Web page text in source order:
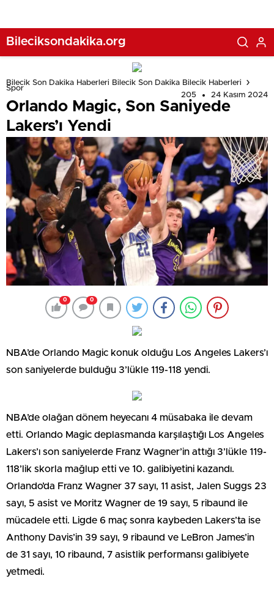
Bileciksondakika.org
Bilecik Son Dakika Haberleri Bilecik Son Dakika Bilecik Haberleri
Spor
205
24 Kasım 2024
Orlando Magic, Son Saniyede
Lakers’ı Yendi
0 0
NBA’de Orlando Magic konuk olduğu Los Angeles Lakers’ı
son saniyelerde bulduğu 3’lükle 119-118 yendi.
NBA’de olağan dönem heyecanı 4 müsabaka ile devam
etti. Orlando Magic deplasmanda karşılaştığı Los Angeles
Lakers’ı son saniyelerde Franz Wagner’in attığı 3’lükle 119-
118’lik skorla mağlup etti ve 10. galibiyetini kazandı.
Orlando’da Franz Wagner 37 sayı, 11 asist, Jalen Suggs 23
sayı, 5 asist ve Moritz Wagner de 19 sayı, 5 ribaund ile
mücadele etti. Ligde 6 maç sonra kaybeden Lakers’ta ise
Anthony Davis’in 39 sayı, 9 ribaund ve LeBron James’in
de 31 sayı, 10 ribaund, 7 asistlik performansı galibiyete
yetmedi.